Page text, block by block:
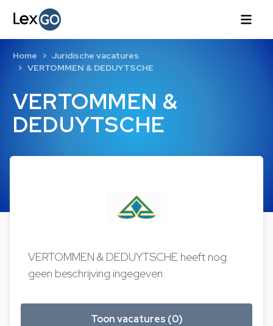
VERTOMMEN &
DEDUYTSCHE
Home
Juridische vacatures
VERTOMMEN & DEDUYTSCHE
VERTOMMEN & DEDUYTSCHE heeft nog
geen beschrijving ingegeven.
Toon vacatures (0)